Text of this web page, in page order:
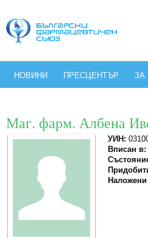
НОВИНИ ПРЕСЦЕНТЪР ЗА
Маг. фарм. Албена
УИН:
Вписан в:
Наложени